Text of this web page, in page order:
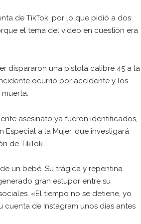
de TikTok, por lo que pidió a dos
el tema del video en cuestión era
dispararon una pistola calibre 45 a la
ocurrió por accidente y los
asesinato ya fueron identificados,
a la Mujer, que investigará
de TikTok.
un bebé. Su trágica y repentina
gran estupor entre su
«El tiempo no se detiene, yo
de Instagram unos días antes